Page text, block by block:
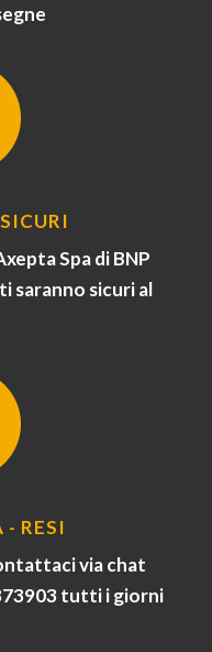
Spa di BNP
saranno sicuri al
- RESI
via chat
tutti i giorni